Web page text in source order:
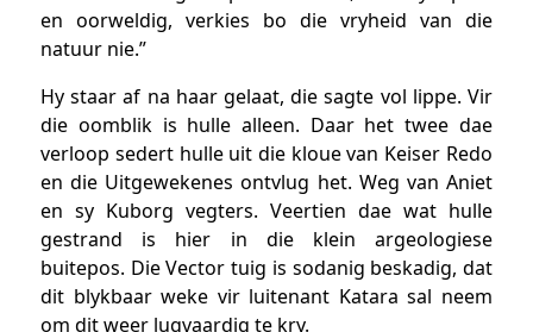
en oorweldig, verkies bo die vryheid van die
natuur nie.”
Hy staar af na haar gelaat, die sagte vol lippe. Vir
die oomblik is hulle alleen. Daar het twee dae
verloop sedert hulle uit die kloue van Keiser Redo
en die Uitgewekenes ontvlug het. Weg van Aniet
en sy Kuborg vegters. Veertien dae wat hulle
gestrand is hier in die klein argeologiese
buitepos. Die Vector tuig is sodanig beskadig, dat
dit blykbaar weke vir luitenant Katara sal neem
om dit weer lugvaardig te kry.